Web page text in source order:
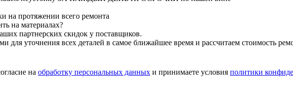
на протяжении всего ремонта
на материалах?
партнерских скидок у поставщиков.
для уточнения всех деталей в самое ближайшее время и рассчитаем стоимость
на обработку персональных данных и принимаете условия политики